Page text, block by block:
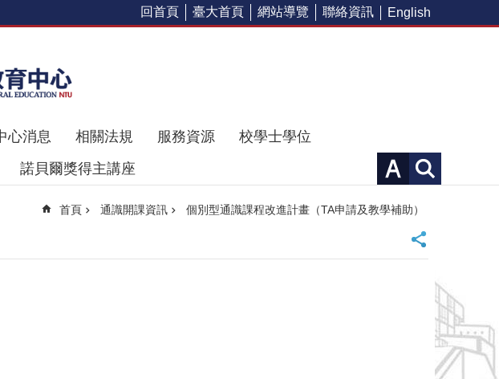
回首頁 臺大首頁 網站導覽 聯絡資訊 English
心消息 相關法規 服務資源
校學士學位
諾貝爾獎得主講座
首頁 通識開課資訊 個別型通識課程改進計畫（TA申請及教學補助）